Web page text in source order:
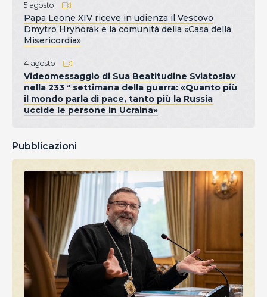
5 agosto
Papa Leone XIV riceve in udienza il Vescovo
Dmytro Hryhorak e la comunità della «Casa della
Misericordia»
4 agosto
Videomessaggio di Sua Beatitudine Sviatoslav
nella 233 ª settimana della guerra: «Quanto più
il mondo parla di pace, tanto più la Russia
uccide le persone in Ucraina»
Pubblicazioni